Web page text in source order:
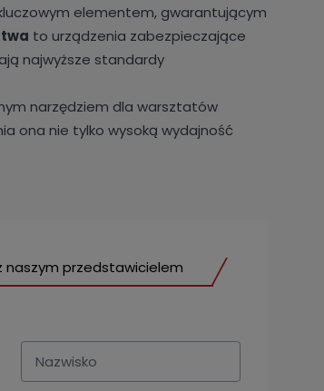
elementem, gwarantującym
to urządzenia zabezpieczające
najwyższe standardy
narzędziem dla warsztatów
ona nie tylko wysoką wydajność
naszym przedstawicielem